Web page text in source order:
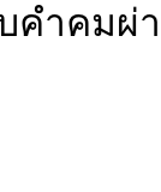
คำคมผ่า